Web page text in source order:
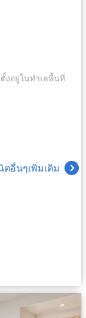
งอยู่ในทำเลพื้นที่
ตอื่นๆเพิ่มเติม